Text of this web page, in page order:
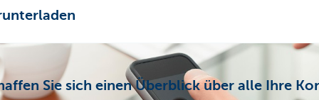
Sie sich einen Überblick über alle Ihre